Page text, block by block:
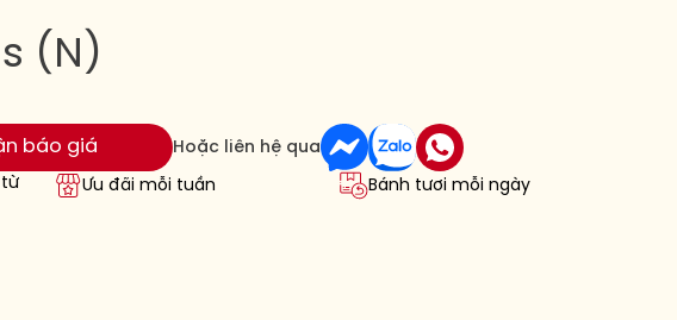
(N)
báo giá Hoặc liên hệ qua
từ
Ưu đãi mỗi tuần Bánh tươi mỗi ngày